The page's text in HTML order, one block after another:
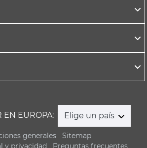
EN EUROPA: Elige un país
generales
Sitemap
y privacidad
Preguntas frecuentes